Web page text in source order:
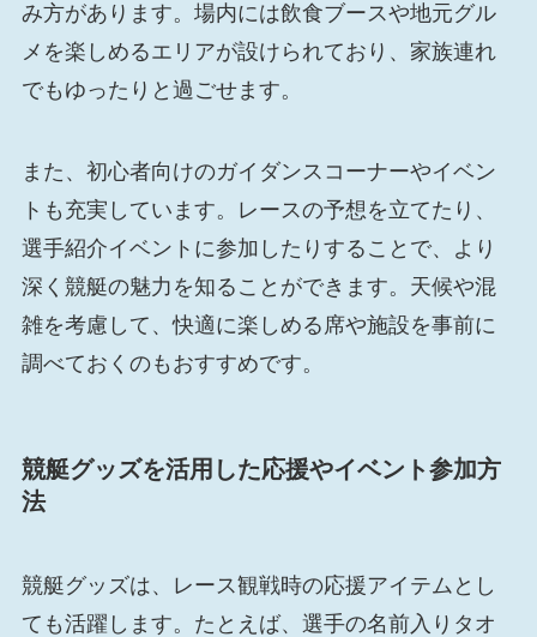
み方があります。場内には飲食ブースや地元グル
メを楽しめるエリアが設けられており、家族連れ
でもゆったりと過ごせます。
また、初心者向けのガイダンスコーナーやイベン
トも充実しています。レースの予想を立てたり、
選手紹介イベントに参加したりすることで、より
深く競艇の魅力を知ることができます。天候や混
雑を考慮して、快適に楽しめる席や施設を事前に
調べておくのもおすすめです。
競艇グッズを活用した応援やイベント参加方
法
競艇グッズは、レース観戦時の応援アイテムとし
ても活躍します。たとえば、選手の名前入りタオ